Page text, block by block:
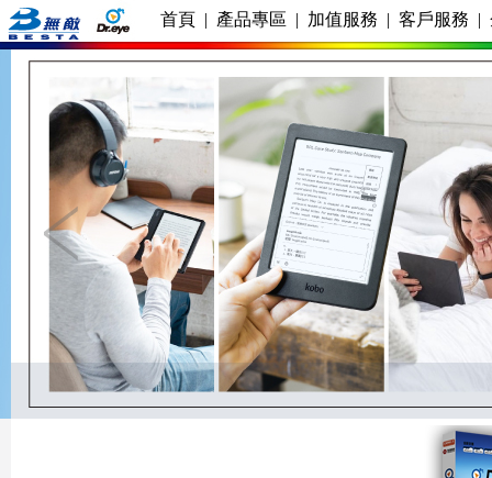
首頁 | 產品專區 | 加值服務 | 客戶服務 |